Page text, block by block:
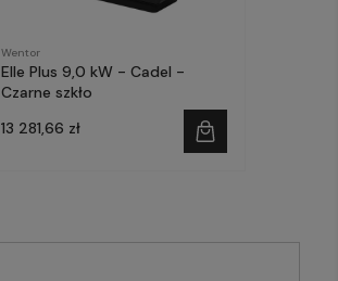
Wentor
Elle Plus 9,0 kW - Cadel -
Czarne szkło
13 281,66 zł